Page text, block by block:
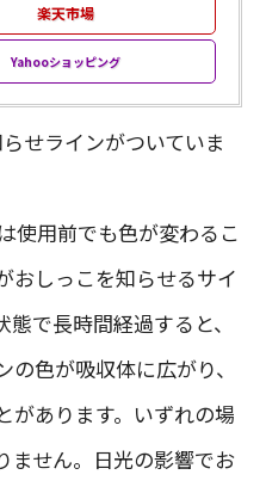
楽天市場
Yahooショッピング
せラインがついていま
使用前でも色が変わるこ
おしっこを知らせるサイ
で長時間経過すると、
色が吸収体に広がり、
があります。いずれの場
ません。日光の影響でお